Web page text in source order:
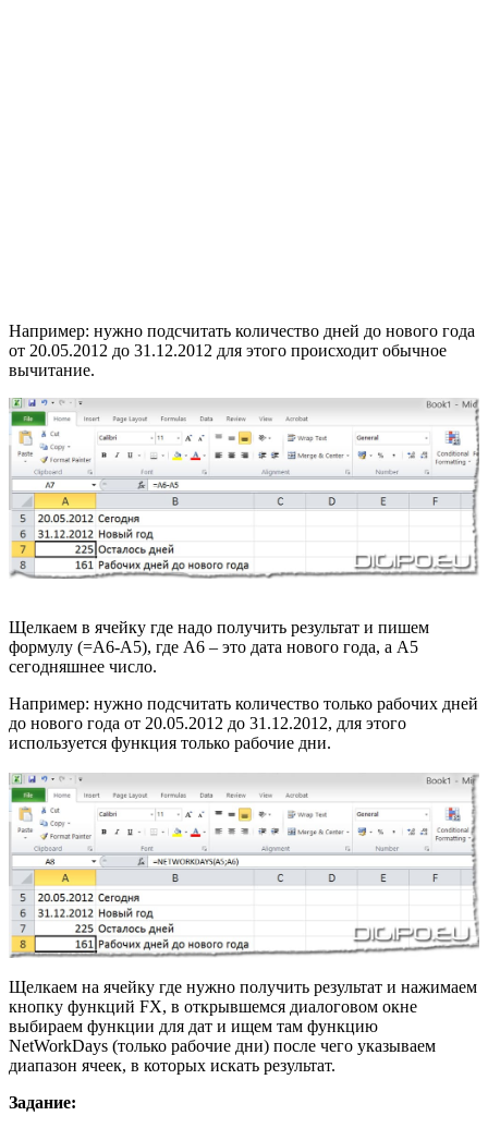
Например: нужно подсчитать количество дней до нового года
от 20.05.2012 до 31.12.2012 для этого происходит обычное
вычитание.
Щелкаем в ячейку где надо получить результат и пишем
формулу (=А6-А5), где А6 – это дата нового года, а А5
сегодняшнее число.
Например: нужно подсчитать количество только рабочих дней
до нового года от 20.05.2012 до 31.12.2012, для этого
используется функция только рабочие дни.
Щелкаем на ячейку где нужно получить результат и нажимаем
кнопку функций FX, в открывшемся диалоговом окне
выбираем функции для дат и ищем там функцию
NetWorkDays (только рабочие дни) после чего указываем
диапазон ячеек, в которых искать результат.
Задание: